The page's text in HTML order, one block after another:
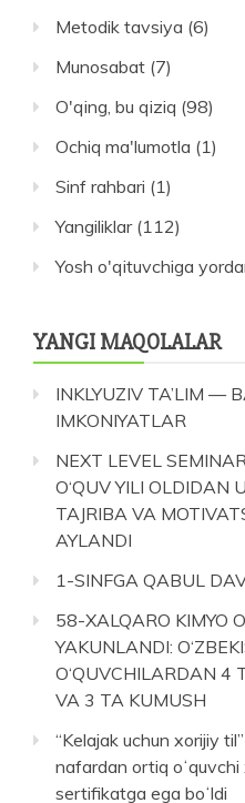
Metodik tavsiya (6)
Munosabat (7)
O'qing, bu qiziq (98)
Ochiq ma'lumotla (1)
Sinf rahbari (1)
Yangiliklar(112)
Yosh o'qituvchiga
YANGI MAQOLALAR
INKLYUZIV TA’LIM —
IMKONIYATLAR
NEXT LEVEL
O‘QUV YILI OLDIDAN
TAJRIBA VA
AYLANDI
1-SINFGA QABUL
58-XALQARO KIMYO
YAKUNLANDI:
O‘QUVCHILARDAN
VA 3 TA KUMUSH
“Kelajak uchun xorijiy
nafardan ortiq oʻquvchi
sertifikatga ega boʻldi